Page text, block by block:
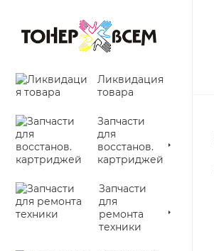
Ликвидация
товара
Запчасти
для
восстанов.
картриджей
Запчасти
для
ремонта
техники